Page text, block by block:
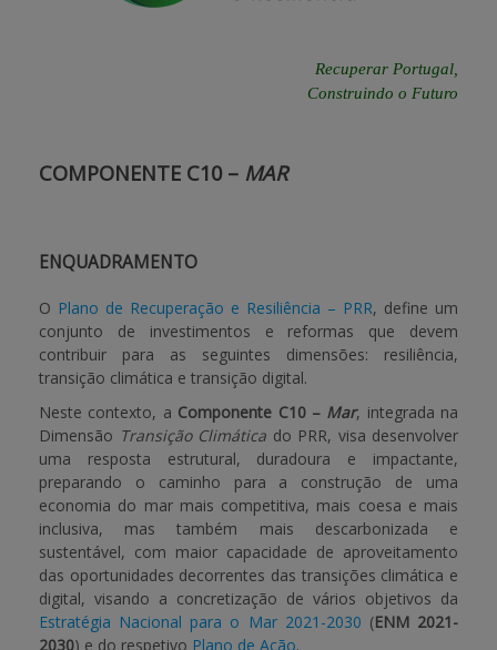
Recuperar Portugal,
Construindo o Futuro
COMPONENTE C10 – MAR
ENQUADRAMENTO
O Plano de Recuperação e Resiliência – PRR, define um
conjunto de investimentos e reformas que devem
contribuir para as seguintes dimensões: resiliência,
transição climática e transição digital.
Neste contexto, a Componente C10 – Mar, integrada na
Dimensão Transição Climática do PRR, visa desenvolver
uma resposta estrutural, duradoura e impactante,
preparando o caminho para a construção de uma
economia do mar mais competitiva, mais coesa e mais
inclusiva, mas também mais descarbonizada e
sustentável, com maior capacidade de aproveitamento
das oportunidades decorrentes das transições climática e
digital, visando a concretização de vários objetivos da
Estratégia Nacional para o Mar 2021-2030 (ENM 2021-
2030) e do respetivo Plano de Ação.